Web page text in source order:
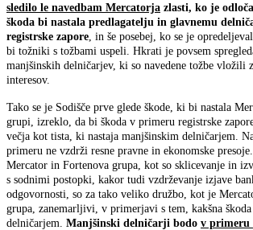
sledilo le navedbam Mercatorja zlasti, ko je
škoda bi nastala predlagatelju in glavnemu
registrske zapore , in še posebej, ko se je
bi tožniki s tožbami uspeli. Hkrati je povsem
manjšinskih delničarjev, ki so navedene tožbe vložili
interesov.
Tako se je Sodišče prve glede škode, ki bi nastala
grupi, izreklo, da bi škoda v primeru registrske
večja kot tista, ki nastaja manjšinskim delničarjem.
primeru ne vzdrži resne pravne in ekonomske
Mercator in Fortenova grupa, kot so sklicevanje in
s sodnimi postopki, kakor tudi vzdrževanje izjave
odgovornosti, so za tako veliko družbo, kot je
grupa, zanemarljivi, v primerjavi s tem, kakšna škoda
delničarjem. Manjšinski delničarji bodo v primeru